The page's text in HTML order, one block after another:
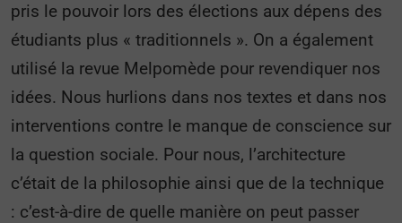
pris le pouvoir lors des élections aux dépens des
étudiants plus « traditionnels ». On a également
utilisé la revue Melpomède pour revendiquer nos
idées. Nous hurlions dans nos textes et dans nos
interventions contre le manque de conscience sur
la question sociale. Pour nous, l’architecture
c’était de la philosophie ainsi que de la technique
: c’est-à-dire de quelle manière on peut passer